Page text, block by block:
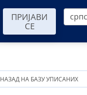
ПРИЈАВИ
СЕ
НАЗАД НА БАЗУ УПИСАНИХ